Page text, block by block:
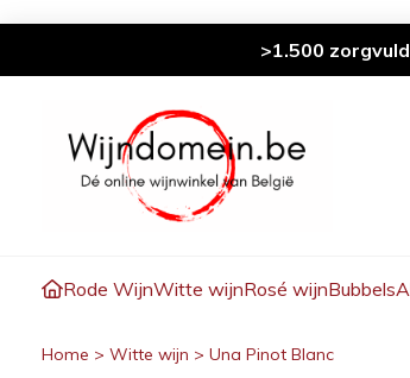
>1.500
Rode WijnWitte wijnRosé wijnBubbels
Home > Witte wijn > Una Pinot Blanc